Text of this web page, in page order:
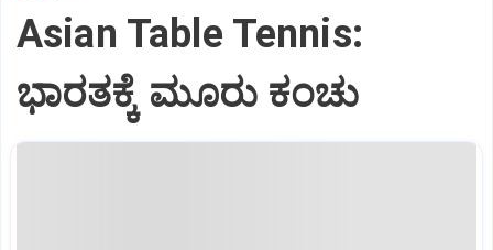
Asian Table Tennis:
ಭಾರತಕ್ಕೆ ಮೂರು ಕಂಚು